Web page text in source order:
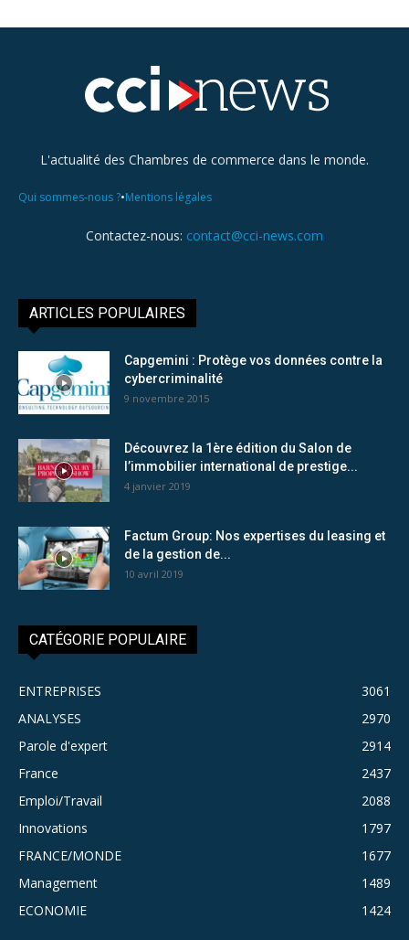
L'actualité des Chambres de commerce dans le monde.
Qui sommes-nous ?•Mentions légales
Contactez-nous: contact@cci-news.com
ARTICLES POPULAIRES
Capgemini : Protège vos données contre la
cybercriminalité
9 novembre 2015
Découvrez la 1ère édition du Salon de
l’immobilier international de prestige...
4 janvier 2019
Factum Group: Nos expertises du leasing et
de la gestion de...
10 avril 2019
CATÉGORIE POPULAIRE
ENTREPRISES
3061
ANALYSES
2970
Parole d'expert
2914
France
2437
Emploi/Travail
2088
Innovations
1797
FRANCE/MONDE
1677
Management
1489
ECONOMIE
1424